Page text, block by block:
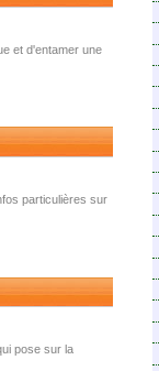
et d'entamer une
particulières sur
pose sur la